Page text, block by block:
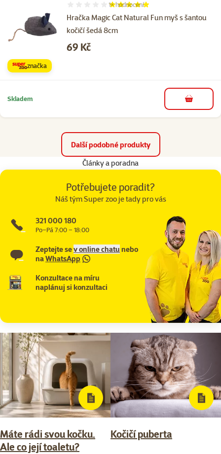
Hračka Magic Cat Natural Fun myš s šantou
kočičí šedá 8cm
Hodnocení 100%, počet hodnocení: 1
1×hodnocení
Cena
69 Kč
značka
Skladem do košíku
Další podobné produkty
Články a poradna
Potřebujete poradit?
Náš tým Super zoo je tady pro vás
321 000 180
Po–Pá 7:00 – 18:00
Zeptejte sev online chatunebo
naWhatsApp
Konzultace na míru
naplánuj si konzultaci
Máte rádi svou kočku.
Ale co její toaletu?
Kočičí puberta